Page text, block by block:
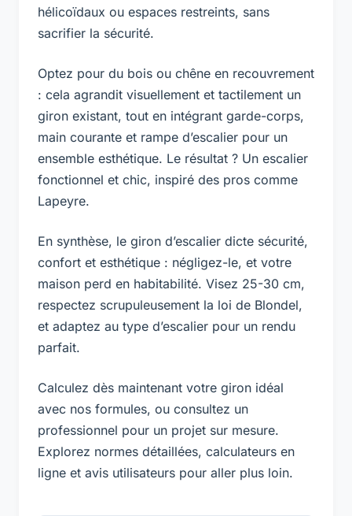
hélicoïdaux ou espaces restreints, sans
sacrifier la sécurité.
Optez pour du bois ou chêne en recouvrement
: cela agrandit visuellement et tactilement un
giron existant, tout en intégrant garde-corps,
main courante et rampe d’escalier pour un
ensemble esthétique. Le résultat ? Un escalier
fonctionnel et chic, inspiré des pros comme
Lapeyre.
En synthèse, le giron d’escalier dicte sécurité,
confort et esthétique : négligez-le, et votre
maison perd en habitabilité. Visez 25-30 cm,
respectez scrupuleusement la loi de Blondel,
et adaptez au type d’escalier pour un rendu
parfait.
Calculez dès maintenant votre giron idéal
avec nos formules, ou consultez un
professionnel pour un projet sur mesure.
Explorez normes détaillées, calculateurs en
ligne et avis utilisateurs pour aller plus loin.